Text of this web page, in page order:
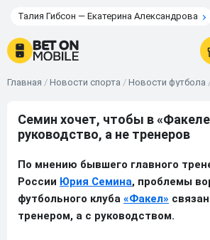
Талия Гибсон — Екатерина Александрова
Главная / Новости спорта / Новости футбола
Семин хочет, чтобы в
руководство, а не тренеров
По мнению бывшего главного
России Юрия Семина, проблемы
футбольного клуба «Факел»
тренером, а с руководством.